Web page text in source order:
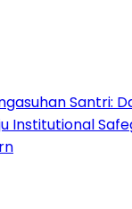
Santri:
Institutional